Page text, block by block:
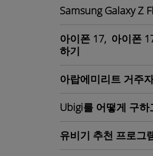
Samsung Galaxy Z
아이폰 17, 아이폰
하기
아랍에미리트 거주
Ubigi를 어떻게 구하
유비기 추천 프로그